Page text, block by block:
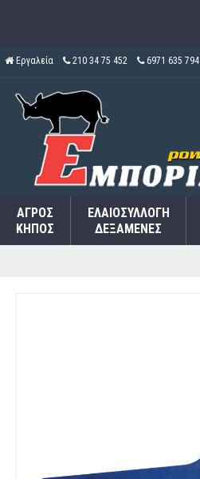
Εργαλεία 210 34 75 452 6971 635 794
ΑΓΡΌΣ
ΚΉΠΟΣ
ΕΛΑΙΟΣΥΛΛΟΓΉ
ΔΕΞΑΜΕΝΈΣ